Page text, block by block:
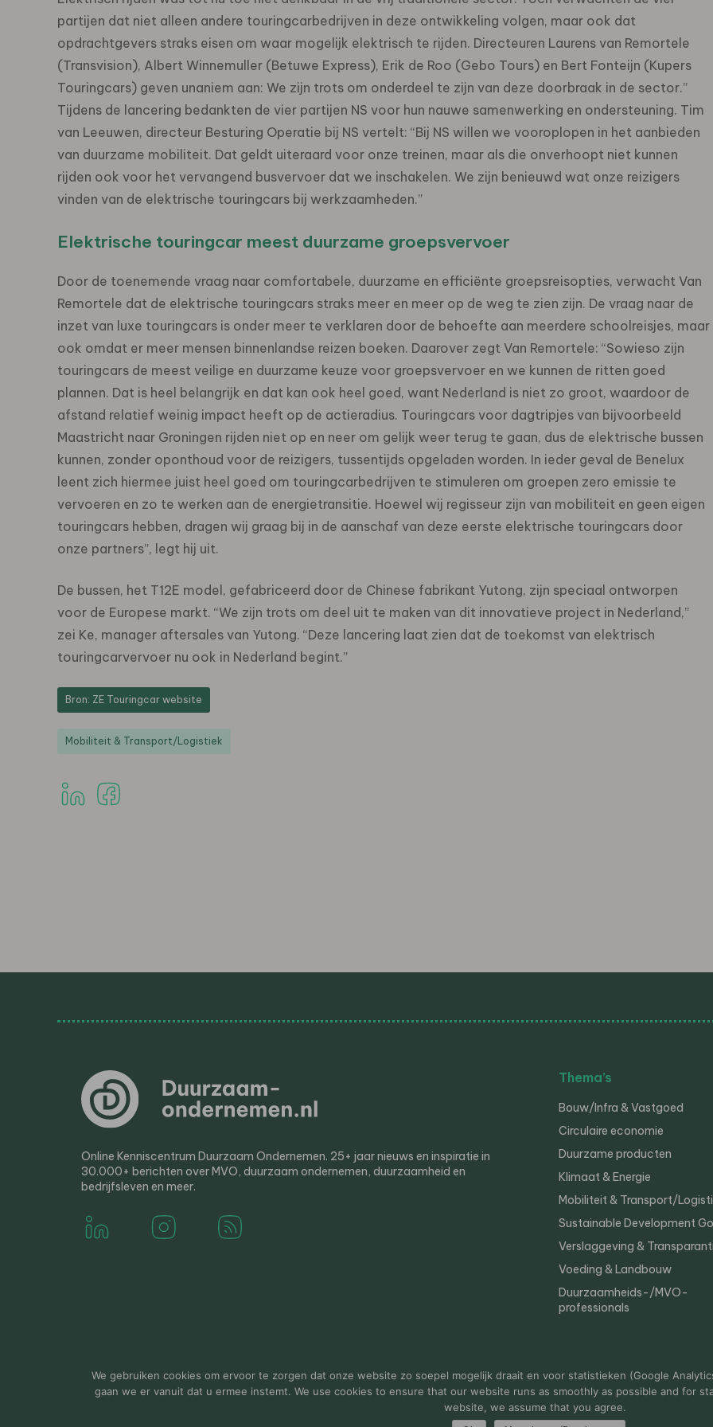
partijen dat niet alleen andere touringcarbedrijven in deze ontwikkeling volgen, maar ook dat
opdrachtgevers straks eisen om waar mogelijk elektrisch te rijden. Directeuren Laurens van Remortele
(Transvision), Albert Winnemuller (Betuwe Express), Erik de Roo (Gebo Tours) en Bert Fonteijn (Kupers
Touringcars) geven unaniem aan: We zijn trots om onderdeel te zijn van deze doorbraak in de sector.”
Tijdens de lancering bedankten de vier partijen NS voor hun nauwe samenwerking en ondersteuning. Tim
van Leeuwen, directeur Besturing Operatie bij NS vertelt: “Bij NS willen we vooroplopen in het aanbieden
van duurzame mobiliteit. Dat geldt uiteraard voor onze treinen, maar als die onverhoopt niet kunnen
rijden ook voor het vervangend busvervoer dat we inschakelen. We zijn benieuwd wat onze reizigers
vinden van de elektrische touringcars bij werkzaamheden.”
Elektrische touringcar meest duurzame groepsvervoer
Door de toenemende vraag naar comfortabele, duurzame en efficiënte groepsreisopties, verwacht Van
Remortele dat de elektrische touringcars straks meer en meer op de weg te zien zijn. De vraag naar de
inzet van luxe touringcars is onder meer te verklaren door de behoefte aan meerdere schoolreisjes, maar
ook omdat er meer mensen binnenlandse reizen boeken. Daarover zegt Van Remortele: “Sowieso zijn
touringcars de meest veilige en duurzame keuze voor groepsvervoer en we kunnen de ritten goed
plannen. Dat is heel belangrijk en dat kan ook heel goed, want Nederland is niet zo groot, waardoor de
afstand relatief weinig impact heeft op de actieradius. Touringcars voor dagtripjes van bijvoorbeeld
Maastricht naar Groningen rijden niet op en neer om gelijk weer terug te gaan, dus de elektrische bussen
kunnen, zonder oponthoud voor de reizigers, tussentijds opgeladen worden. In ieder geval de Benelux
leent zich hiermee juist heel goed om touringcarbedrijven te stimuleren om groepen zero emissie te
vervoeren en zo te werken aan de energietransitie. Hoewel wij regisseur zijn van mobiliteit en geen eigen
touringcars hebben, dragen wij graag bij in de aanschaf van deze eerste elektrische touringcars door
onze partners”, legt hij uit.
De bussen, het T12E model, gefabriceerd door de Chinese fabrikant Yutong, zijn speciaal ontworpen
voor de Europese markt. “We zijn trots om deel uit te maken van dit innovatieve project in Nederland,”
zei Ke, manager aftersales van Yutong. “Deze lancering laat zien dat de toekomst van elektrisch
touringcarvervoer nu ook in Nederland begint.”
Bron: ZE Touringcar website
Mobiliteit & Transport/Logistiek
Online Kenniscentrum Duurzaam Ondernemen. 25+ jaar nieuws en inspiratie in
30.000+ berichten over MVO, duurzaam ondernemen, duurzaamheid en
bedrijfsleven en meer.
Thema’s
Bouw/Infra & Vastgoed
Circulaire economie
Duurzame producten
Klimaat & Energie
Mobiliteit & Transport/
Sustainable Development
Verslaggeving &
Voeding & Landbouw
Duurzaamheids-/MVO-
professionals
© 2000-2026 Van der Molen EIS Colofon Disclaimer Privacy
We gebruiken cookies om ervoor te zorgen dat onze website zo soepel mogelijk draait en voor statistieken (Google
gaan we er vanuit dat u ermee instemt. We use cookies to ensure that our website runs as smoothly as possible and for
website, we assume that you agree.